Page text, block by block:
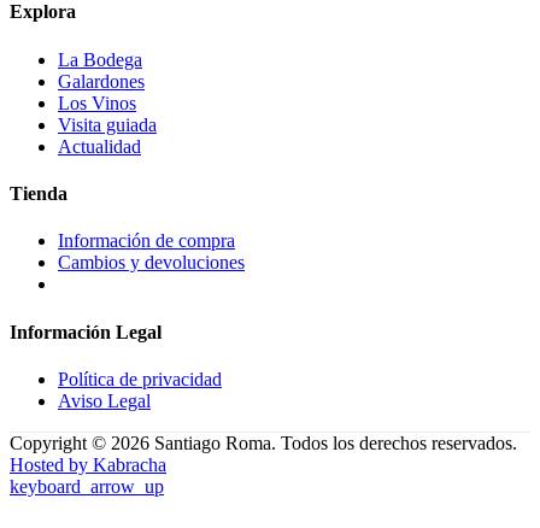
Explora
La Bodega
Galardones
Los Vinos
Visita guiada
Actualidad
Tienda
Información de compra
Cambios y devoluciones
Información Legal
Política de privacidad
Aviso Legal
Copyright © 2026 Santiago Roma. Todos los derechos reservados.
Hosted by Kabracha
keyboard_arrow_up